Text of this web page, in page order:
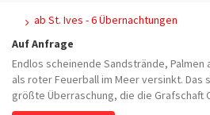
ab St. Ives - 6 Übernachtungen
Auf Anfrage
Endlos scheinende Sandstrände, Palmen
als roter Feuerball im Meer versinkt. Das
größte Überraschung, die die Grafschaft